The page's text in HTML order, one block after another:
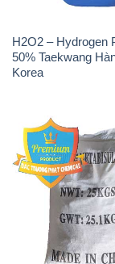
H2O2 – Hydrogen
50% Taekwang
Korea